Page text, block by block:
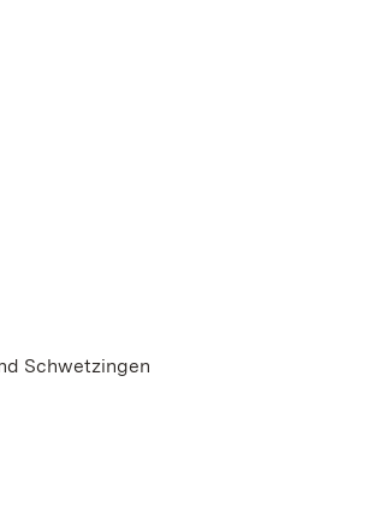
Schwetzingen